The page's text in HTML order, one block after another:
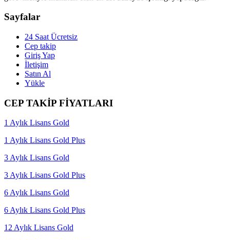
Sayfalar
24 Saat Ücretsiz
Cep takip
Giriş Yap
İletişim
Satın Al
Yükle
CEP TAKİP FİYATLARI
1 Aylık Lisans Gold
1 Aylık Lisans Gold Plus
3 Aylık Lisans Gold
3 Aylık Lisans Gold Plus
6 Aylık Lisans Gold
6 Aylık Lisans Gold Plus
12 Aylık Lisans Gold